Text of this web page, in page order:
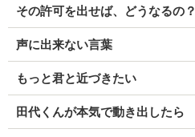
その許可を出せば、どうなるの？
声に出来ない言葉
もっと君と近づきたい
田代くんが本気で動き出したら